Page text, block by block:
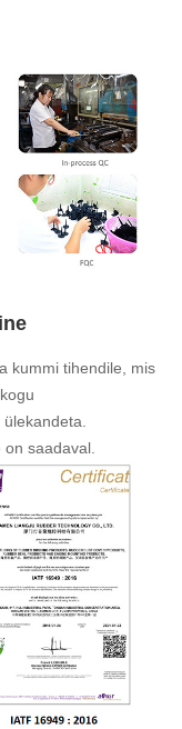
kummi tihendile, mis
on saadaval.